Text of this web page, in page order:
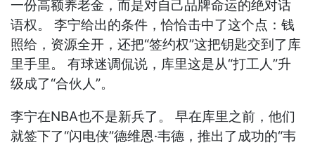
一份高额养老金，而是对自己品牌命运的绝对话
语权。 李宁给出的条件，恰恰击中了这个点：钱
照给，资源全开，还把“签约权”这把钥匙交到了库
里手里。 有球迷调侃说，库里这是从“打工人”升
级成了“合伙人”。
李宁在NBA也不是新兵了。 早在库里之前，他们
就签下了“闪电侠”德维恩·韦德，推出了成功的“韦